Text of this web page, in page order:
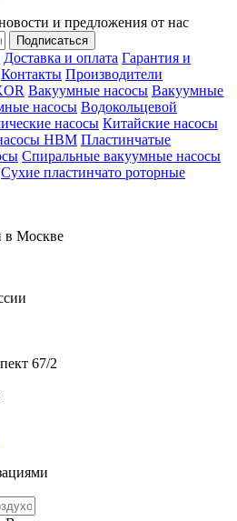
и предложения от нас
Подписаться
Доставка и оплата Гарантия и
Контакты Производители
Вакуумные насосы Вакуумные
насосы Водокольцевой
насосы Китайские насосы
НВМ Пластинчатые
Спиральные вакуумные насосы
Сухие пластинчато роторные
в Москве
67/2